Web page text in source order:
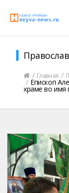
Главная
Епископ
храме во имя